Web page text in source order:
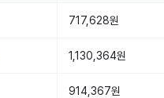
717,628원
1,130,364원
914,367원